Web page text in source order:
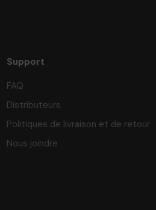
Support
FAQ
Distributeurs
Politiques de livraison et de retour
Nous joindre